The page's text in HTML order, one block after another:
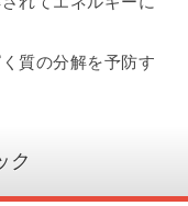
質の分解を予防す
ク